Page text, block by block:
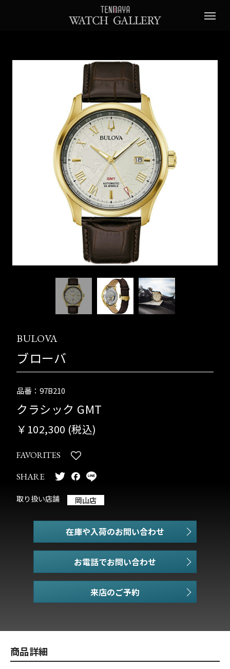
BULOVA
ブローバ
品番：97B210
クラシック GMT
￥102,300 (税込)
FAVORITES
SHARE
取り扱い店舗 岡山店
在庫や入荷のお問い合わせ
お電話でお問い合わせ
商品詳細